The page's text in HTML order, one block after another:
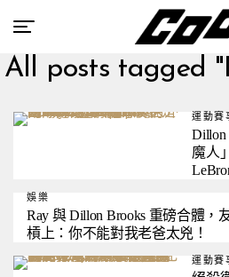
All posts tagged
運動賽
Dillon
魔人
娛樂
Ray 與 Dillon Brooks 重磅合體，
槓上：你不能對我老爸太兇！
運動賽